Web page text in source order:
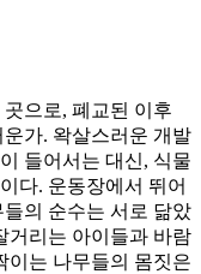
으로, 폐교된 이후
가. 왁살스러운 개발
들어서는 대신, 식물
다. 운동장에서 뛰어
의 순수는 서로 닮았
거리는 아이들과 바람
이는 나무들의 몸짓은